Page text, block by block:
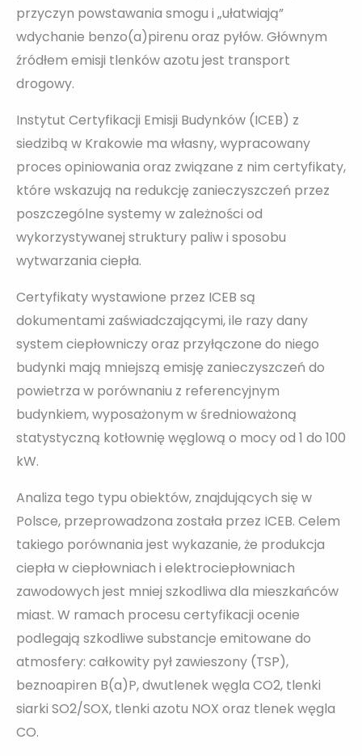
przyczyn powstawania smogu i „ułatwiają”
wdychanie benzo(a)pirenu oraz pyłów. Głównym
źródłem emisji tlenków azotu jest transport
drogowy.
Instytut Certyfikacji Emisji Budynków (ICEB) z
siedzibą w Krakowie ma własny, wypracowany
proces opiniowania oraz związane z nim certyfikaty,
które wskazują na redukcję zanieczyszczeń przez
poszczególne systemy w zależności od
wykorzystywanej struktury paliw i sposobu
wytwarzania ciepła.
Certyfikaty wystawione przez ICEB są
dokumentami zaświadczającymi, ile razy dany
system ciepłowniczy oraz przyłączone do niego
budynki mają mniejszą emisję zanieczyszczeń do
powietrza w porównaniu z referencyjnym
budynkiem, wyposażonym w średnioważoną
statystyczną kotłownię węglową o mocy od 1 do 100
kW.
Analiza tego typu obiektów, znajdujących się w
Polsce, przeprowadzona została przez ICEB. Celem
takiego porównania jest wykazanie, że produkcja
ciepła w ciepłowniach i elektrociepłowniach
zawodowych jest mniej szkodliwa dla mieszkańców
miast. W ramach procesu certyfikacji ocenie
podlegają szkodliwe substancje emitowane do
atmosfery: całkowity pył zawieszony (TSP),
beznoapiren B(a)P, dwutlenek węgla CO2, tlenki
siarki SO2/SOX, tlenki azotu NOX oraz tlenek węgla
CO.